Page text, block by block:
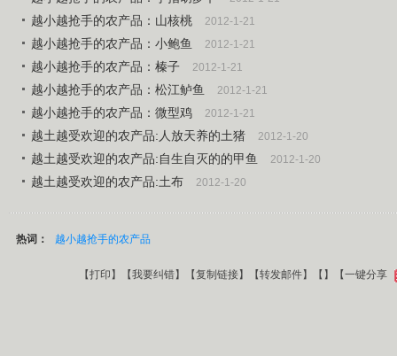
越小越抢手的农产品：山核桃 2012-1-21
越小越抢手的农产品：小鲍鱼 2012-1-21
越小越抢手的农产品：榛子 2012-1-21
越小越抢手的农产品：松江鲈鱼 2012-1-21
越小越抢手的农产品：微型鸡 2012-1-21
越土越受欢迎的农产品:人放天养的土猪 2012-1-20
越土越受欢迎的农产品:自生自灭的的甲鱼 2012-1-20
越土越受欢迎的农产品:土布 2012-1-20
热词： 越小越抢手的农产品
【打印 】【我要纠错】【复制链接】【转发邮件】【 】 【一键分享